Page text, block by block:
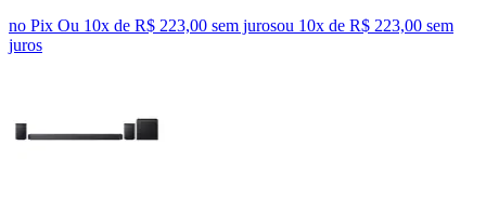
no Pix Ou 10x de R$ 223,00 sem jurosou 10x de R$ 223,00 sem
juros